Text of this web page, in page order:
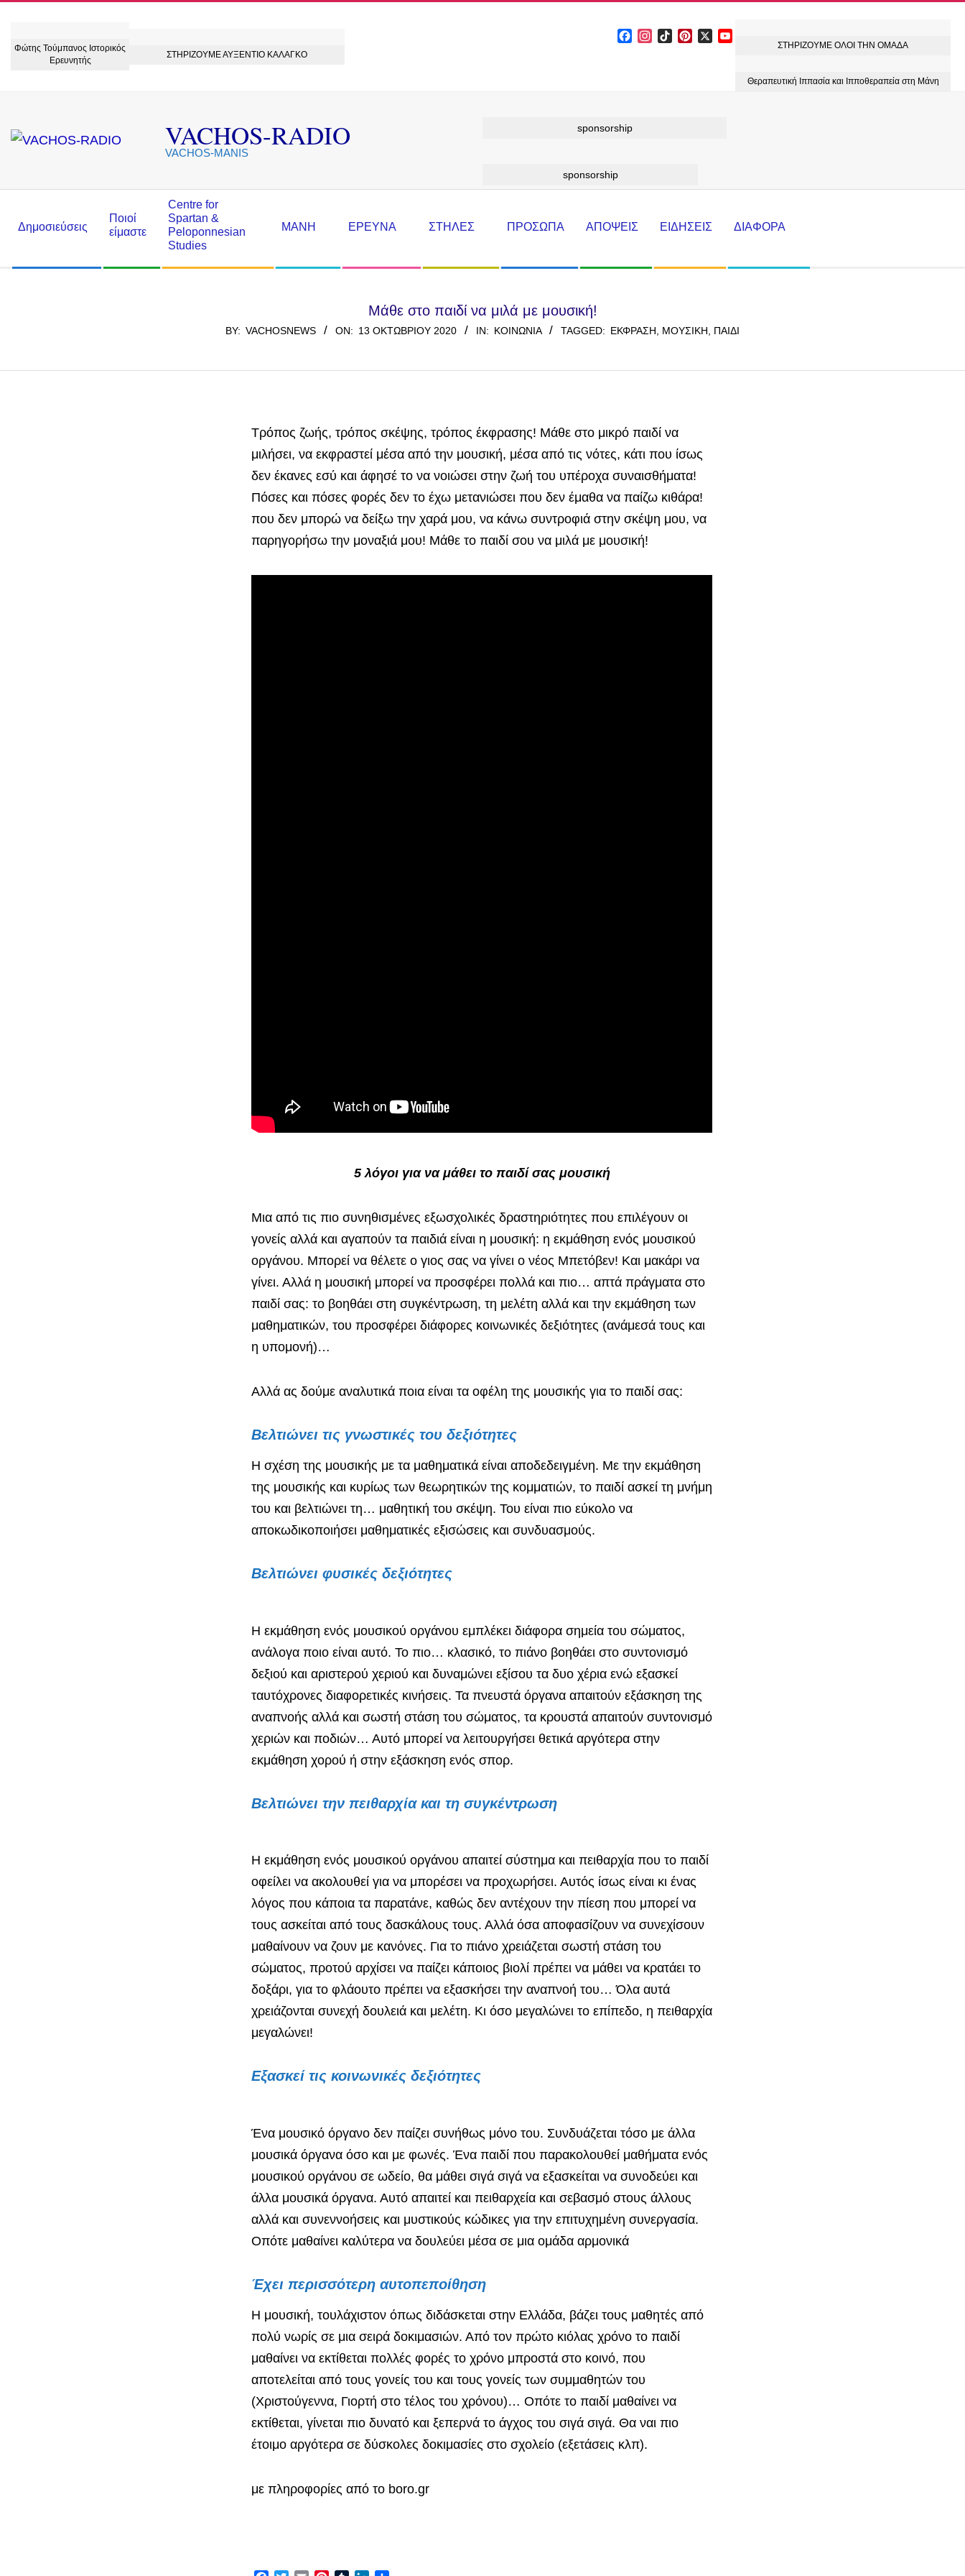
content
Φώτης Τούμπανος Ιστορικός
Ερευνητής
ΣΤΗΡΙΖΟΥΜΕ ΑΥΞΕΝΤΙΟ ΚΑΛΑΓΚΟ
Facebook
Instagram
TikTokPinterest
ΣΤΗΡΙΖΟΥΜΕ ΟΛΟΙ ΤΗΝ ΟΜΑΔΑ
Θεραπευτική Ιππασία και Ιπποθεραπεία στη Μάνη
VACHOS-RADIO
VACHOS-MANIS
sponsorship
sponsorship
Navigation
Δημοσιεύσεις
Ποιοί
είμαστε
Centre for
Spartan &
Peloponnesian
Studies
ΜΑΝΗ ΕΡΕΥΝΑ ΣΤΗΛΕΣ ΠΡΟΣΩΠΑ ΑΠΟΨΕΙΣ ΕΙΔΗΣΕΙΣ ΔΙΑΦΟΡΑ
Μάθε στο παιδί να μιλά με μουσική!
BY: VACHOSNEWS ON: 13 ΟΚΤΩΒΡΊΟΥ 2020 IN: ΚΟΙΝΩΝΊΑ TAGGED: ΈΚΦΡΑΣΗ ΜΟΥΣΙΚΉ ΠΑΙΔΙ
Τρόπος ζωής, τρόπος σκέψης, τρόπος έκφρασης! Μάθε στο μικρό παιδί να
μιλήσει, να εκφραστεί μέσα από την μουσική, μέσα από τις νότες, κάτι που ίσως
δεν έκανες εσύ και άφησέ το να νοιώσει στην ζωή του υπέροχα συναισθήματα!
Πόσες και πόσες φορές δεν το έχω μετανιώσει που δεν έμαθα να παίζω κιθάρα!
που δεν μπορώ να δείξω την χαρά μου, να κάνω συντροφιά στην σκέψη μου, να
παρηγορήσω την μοναξιά μου! Μάθε το παιδί σου να μιλά με μουσική!
5 λόγοι για να μάθει το παιδί σας μουσική
Μια από τις πιο συνηθισμένες εξωσχολικές δραστηριότητες που επιλέγουν οι
γονείς αλλά και αγαπούν τα παιδιά είναι η μουσική: η εκμάθηση ενός μουσικού
οργάνου. Μπορεί να θέλετε ο γιος σας να γίνει ο νέος Μπετόβεν! Και μακάρι να
γίνει. Αλλά η μουσική μπορεί να προσφέρει πολλά και πιο… απτά πράγματα στο
παιδί σας: το βοηθάει στη συγκέντρωση, τη μελέτη αλλά και την εκμάθηση των
μαθηματικών, του προσφέρει διάφορες κοινωνικές δεξιότητες (ανάμεσά τους και
η υπομονή)…
Αλλά ας δούμε αναλυτικά ποια είναι τα οφέλη της μουσικής για το παιδί σας:
Βελτιώνει τις γνωστικές του δεξιότητες
Η σχέση της μουσικής με τα μαθηματικά είναι αποδεδειγμένη. Με την εκμάθηση
της μουσικής και κυρίως των θεωρητικών της κομματιών, το παιδί ασκεί τη μνήμη
του και βελτιώνει τη… μαθητική του σκέψη. Του είναι πιο εύκολο να
αποκωδικοποιήσει μαθηματικές εξισώσεις και συνδυασμούς.
Βελτιώνει φυσικές δεξιότητες
Η εκμάθηση ενός μουσικού οργάνου εμπλέκει διάφορα σημεία του σώματος,
ανάλογα ποιο είναι αυτό. Το πιο… κλασικό, το πιάνο βοηθάει στο συντονισμό
δεξιού και αριστερού χεριού και δυναμώνει εξίσου τα δυο χέρια ενώ εξασκεί
ταυτόχρονες διαφορετικές κινήσεις. Τα πνευστά όργανα απαιτούν εξάσκηση της
αναπνοής αλλά και σωστή στάση του σώματος, τα κρουστά απαιτούν συντονισμό
χεριών και ποδιών… Αυτό μπορεί να λειτουργήσει θετικά αργότερα στην
εκμάθηση χορού ή στην εξάσκηση ενός σπορ.
Βελτιώνει την πειθαρχία και τη συγκέντρωση
Η εκμάθηση ενός μουσικού οργάνου απαιτεί σύστημα και πειθαρχία που το παιδί
οφείλει να ακολουθεί για να μπορέσει να προχωρήσει. Αυτός ίσως είναι κι ένας
λόγος που κάποια τα παρατάνε, καθώς δεν αντέχουν την πίεση που μπορεί να
τους ασκείται από τους δασκάλους τους. Αλλά όσα αποφασίζουν να συνεχίσουν
μαθαίνουν να ζουν με κανόνες. Για το πιάνο χρειάζεται σωστή στάση του
σώματος, προτού αρχίσει να παίζει κάποιος βιολί πρέπει να μάθει να κρατάει το
δοξάρι, για το φλάουτο πρέπει να εξασκήσει την αναπνοή του… Όλα αυτά
χρειάζονται συνεχή δουλειά και μελέτη. Κι όσο μεγαλώνει το επίπεδο, η πειθαρχία
μεγαλώνει!
Εξασκεί τις κοινωνικές δεξιότητες
Ένα μουσικό όργανο δεν παίζει συνήθως μόνο του. Συνδυάζεται τόσο με άλλα
μουσικά όργανα όσο και με φωνές. Ένα παιδί που παρακολουθεί μαθήματα ενός
μουσικού οργάνου σε ωδείο, θα μάθει σιγά σιγά να εξασκείται να συνοδεύει και
άλλα μουσικά όργανα. Αυτό απαιτεί και πειθαρχεία και σεβασμό στους άλλους
αλλά και συνεννοήσεις και μυστικούς κώδικες για την επιτυχημένη συνεργασία.
Οπότε μαθαίνει καλύτερα να δουλεύει μέσα σε μια ομάδα αρμονικά
Έχει περισσότερη αυτοπεποίθηση
Η μουσική, τουλάχιστον όπως διδάσκεται στην Ελλάδα, βάζει τους μαθητές από
πολύ νωρίς σε μια σειρά δοκιμασιών. Από τον πρώτο κιόλας χρόνο το παιδί
μαθαίνει να εκτίθεται πολλές φορές το χρόνο μπροστά στο κοινό, που
αποτελείται από τους γονείς του και τους γονείς των συμμαθητών του
(Χριστούγεννα, Γιορτή στο τέλος του χρόνου)… Οπότε το παιδί μαθαίνει να
εκτίθεται, γίνεται πιο δυνατό και ξεπερνά το άγχος του σιγά σιγά. Θα ναι πιο
έτοιμο αργότερα σε δύσκολες δοκιμασίες στο σχολείο (εξετάσεις κλπ).
με πληροφορίες από το boro.gr